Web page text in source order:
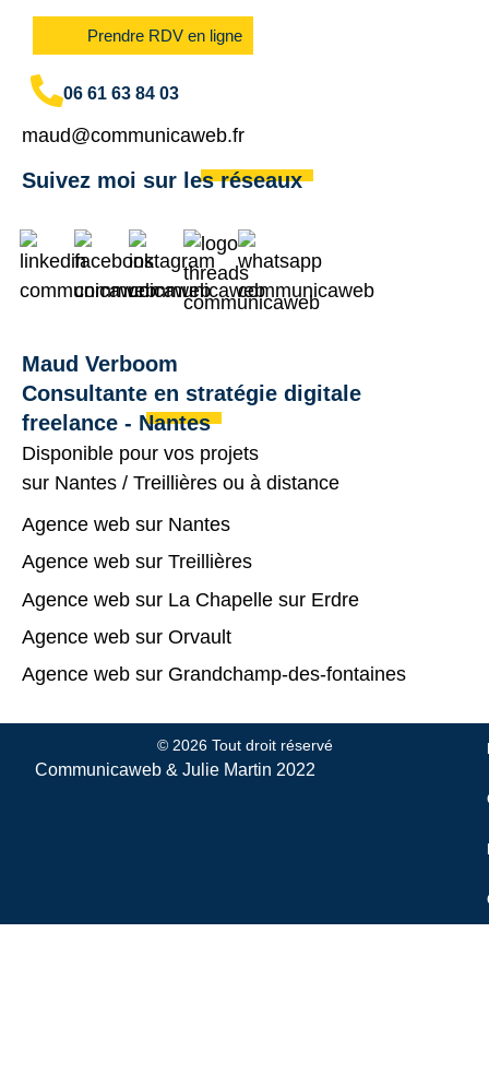
Maud Verboom
Consultante en stratégie digitale
freelance - Nantes
Disponible pour vos projets
sur Nantes / Treillières ou à distance
Agence web sur Nantes
Agence web sur Treillières
Agence web sur La Chapelle sur Erdre
Agence web sur Orvault
Agence web sur Grandchamp-des-fontaines
Prendre RDV en ligne
06 61 63 84 03
maud@communicaweb.fr
Suivez moi sur les réseaux
© 2026 Tout droit réservé
Communicaweb &Julie Martin 2022